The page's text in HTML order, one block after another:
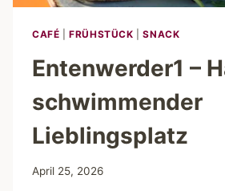
CAFÉ |FRÜHSTÜCK |SNACK
Entenwerder1 –
schwimmender
Lieblingsplatz
April 25, 2026